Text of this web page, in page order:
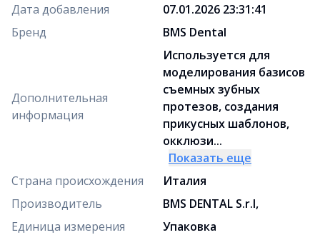
Дата добавления
07.01.2026 23:31:41
Бренд
BMS Dental
Дополнительная
информация
Используется для
моделирования базисов
съемных зубных
протезов, создания
прикусных шаблонов,
окклюзи...
Показать еще
Страна происхождения
Италия
Производитель
BMS DENTAL S.r.l,
Единица измерения
Упаковка